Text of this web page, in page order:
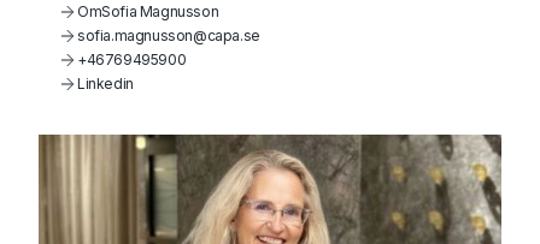
OmSofia Magnusson
sofia.magnusson@capa.se
+46769495900
Linkedin